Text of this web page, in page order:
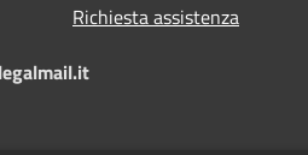
Richiesta assistenza